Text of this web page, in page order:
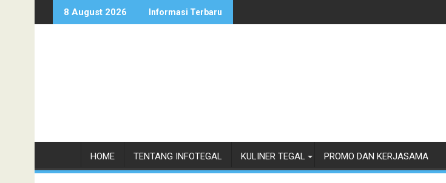
to
8 August 2026 Informasi Terbaru
HOME TENTANG INFOTEGAL KULINER TEGAL PROMO DAN KERJASAMA